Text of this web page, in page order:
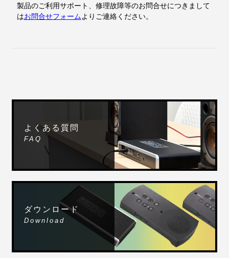
製品のご利用サポート、修理故障等のお問合せにつきまして
はお問合せフォームよりご連絡ください。
よくある質問
FAQ
ダウンロード
Download